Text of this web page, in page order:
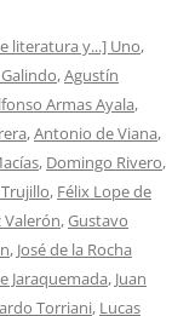
literatura y...] Uno,
,Agustín
Armas Ayala,
,Antonio de Viana,
, Domingo Rivero,
, Félix Lope de
Valerón,Gustavo
, José de la Rocha
Jaraquemada, Juan
Torriani, Lucas